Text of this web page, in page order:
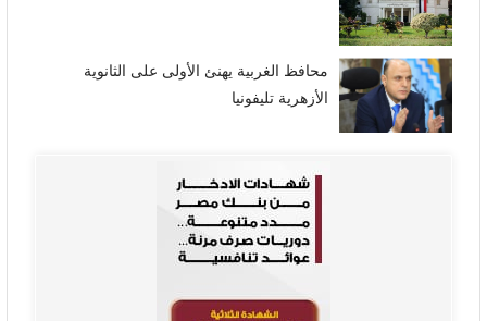
محافظ الغربية يهنئ الأولى على الثانوية
الأزهرية تليفونيا